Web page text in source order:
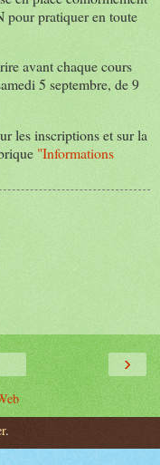
pour pratiquer en toute
avant chaque cours
5 septembre, de 9
les inscriptions et sur la
"Informations
›
.